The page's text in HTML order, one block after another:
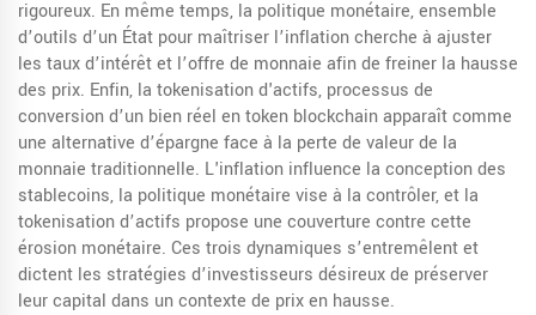
rigoureux. En même temps, la politique monétaire,ensemble
d’outils d’un État pour maîtriser l’inflationcherche à ajuster
les taux d’intérêt et l’offre de monnaie afin de freiner la hausse
des prix. Enfin, la tokenisation d'actifs, processus de
conversion d’un bien réel en token blockchainapparaît comme
une alternative d’épargne face à la perte de valeur de la
monnaie traditionnelle. L'inflation influence la conception des
stablecoins, la politique monétaire vise à la contrôler, et la
tokenisation d’actifs propose une couverture contre cette
érosion monétaire. Ces trois dynamiques s’entremêlent et
dictent les stratégies d’investisseurs désireux de préserver
leur capital dans un contexte de prix en hausse.